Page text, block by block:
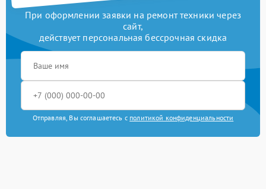
При оформлении заявки на ремонт техники через
сайт,
действует персональная бессрочная скидка
Отправляя, Вы соглашаетесь с политикой конфиденциальности